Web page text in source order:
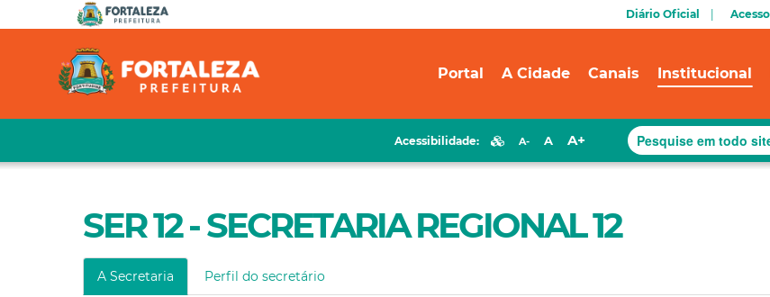
Diário Oficial
Portal A Cidade Canais Institucional
Acessibilidade: A- A A+
SER 12 - SECRETARIA REGIONAL 12
A Secretaria Perfil do secretário